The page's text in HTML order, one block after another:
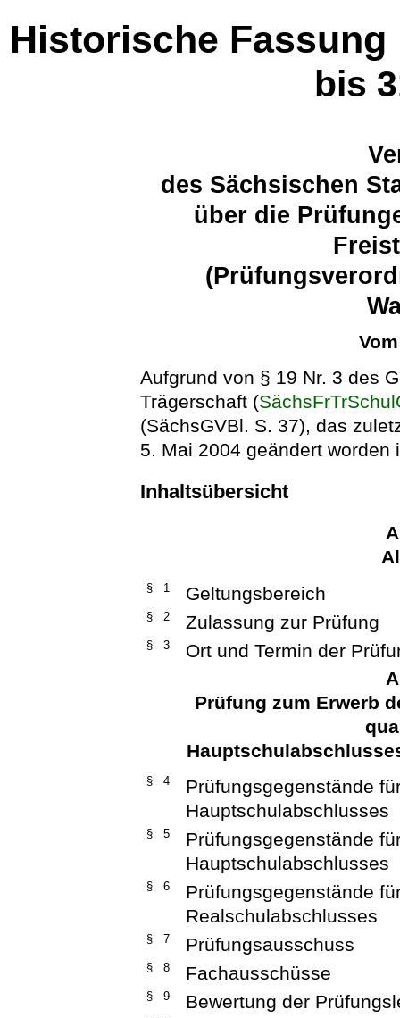
Historische Fassung
bis
des Sächsischen
über die
Aufgrund von § 19 Nr. 3 des
Trägerschaft (
(SächsGVBl. S. 37), das
5. Mai 2004 geändert worden
Inhaltsübersicht
§ 1 Geltungsbereich
§ 2 Zulassung zur Prüfung
§ 3
Ort und Termin der
Prüfung zum Erwerb
§ 4
Prüfungsgegenstände
Hauptschulabschlusses
§ 5
Prüfungsgegenstände
Hauptschulabschlusses
§ 6
Prüfungsgegenstände
Realschulabschlusses
§ 7 Prüfungsausschuss
§ 8 Fachausschüsse
§ 9 Bewertung der